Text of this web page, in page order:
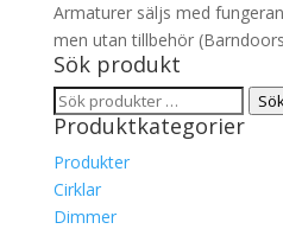
Armaturer säljs med
men utan tillbehör
Sök produkt
Sök
efter:
Produktkategorier
Produkter
Cirklar
Dimmer